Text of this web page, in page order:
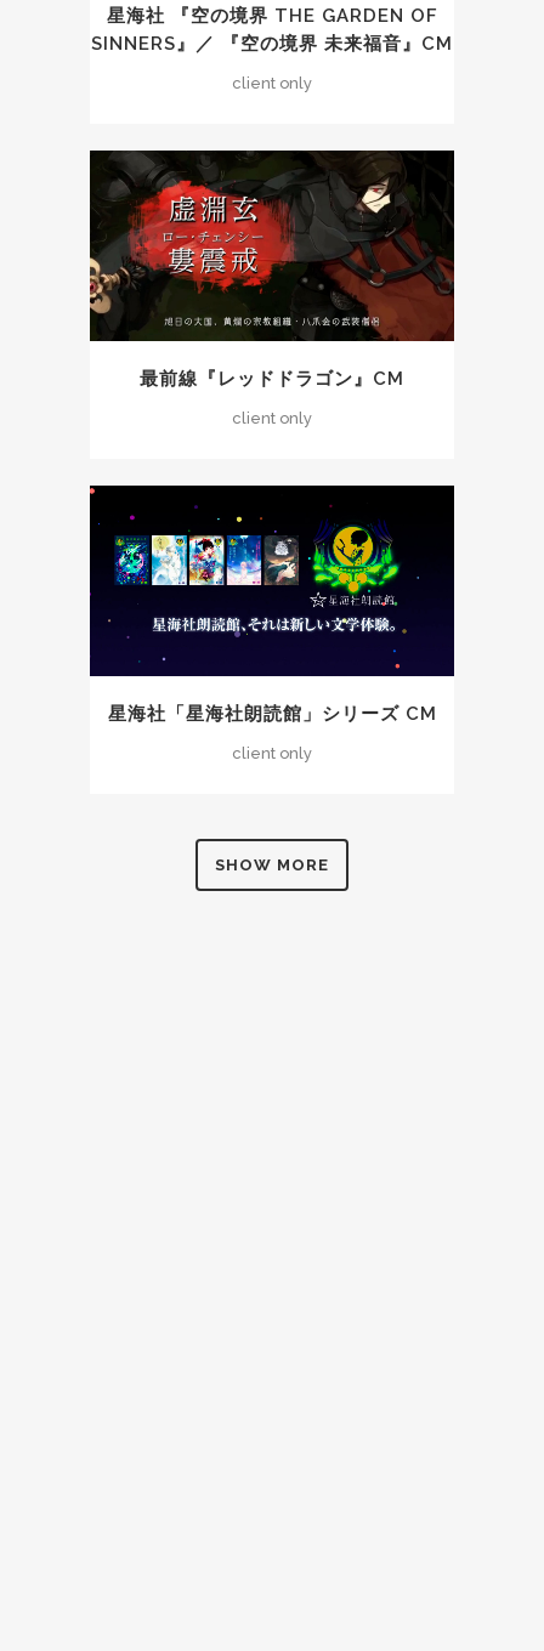
星海社 『空の境界 THE GARDEN OF
SINNERS』／ 『空の境界 未来福音』CM
client only
最前線『レッドドラゴン』CM
client only
星海社「星海社朗読館」シリーズ CM
client only
SHOW MORE